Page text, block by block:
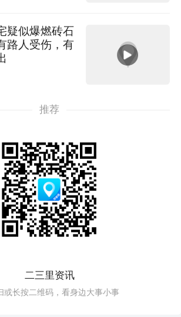
疑似爆燃砖石
路人受伤，有
推荐
二三里资讯
或长按二维码，看身边大事小事